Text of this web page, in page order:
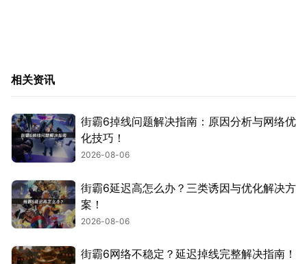
相关资讯
街霸6掉线问题解决指南：原因分析与网络优
化技巧！
2026-08-06
街霸6延迟高怎么办？三类诱因与优化解决方
案！
2026-08-06
街霸6网络不稳定？延迟掉线完整解决指南！